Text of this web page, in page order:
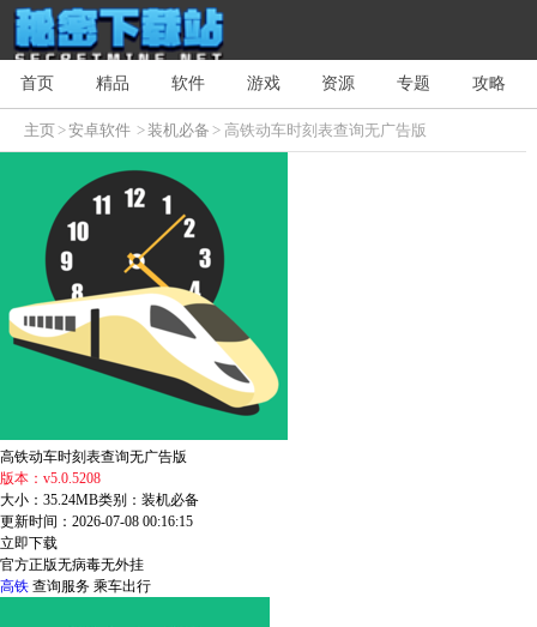
首页 精品 软件 游戏 资源 专题 攻略
主页>安卓软件 >装机必备 > 高铁动车时刻表查询无广告版
高铁动车时刻表查询无广告版
版本：v5.0.5208
大小：35.24MB类别：装机必备
更新时间：2026-07-08 00:16:15
立即下载
官方正版无病毒无外挂
高铁 查询服务 乘车出行